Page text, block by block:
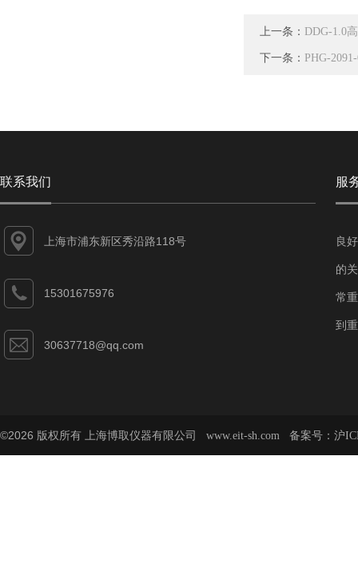
上一条： DDG-1.0
下一条： PHG-
联系我们
上海市浦东新区秀沿路118号
15301675976
30637718@qq.com
服
良
的
常
到
©2026 版权所有 上海博取仪器有限公司 www.eit-sh.com 备案号： 沪